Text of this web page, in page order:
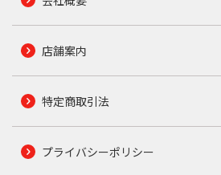
店舗案内
特定商取引法
プライバシーポリシー